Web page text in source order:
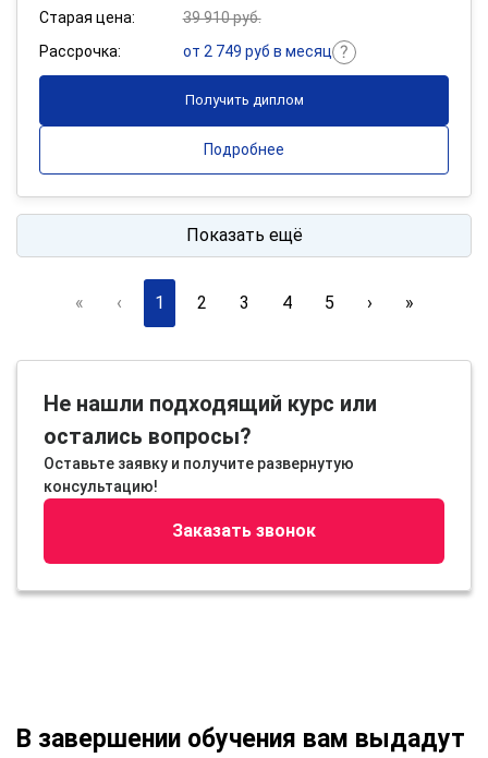
Старая цена:
39 910 руб.
Рассрочка:
от 2 749 руб в месяц
Получить диплом
Подробнее
Показать ещё
« ‹ 1 2 3 4 5 › »
Не нашли подходящий курс или
остались вопросы?
Оставьте заявку и получите развернутую
консультацию!
Заказать звонок
В завершении обучения вам выдадут